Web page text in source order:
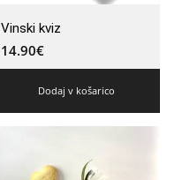
Vinski kviz
14.90€
Dodaj v košarico